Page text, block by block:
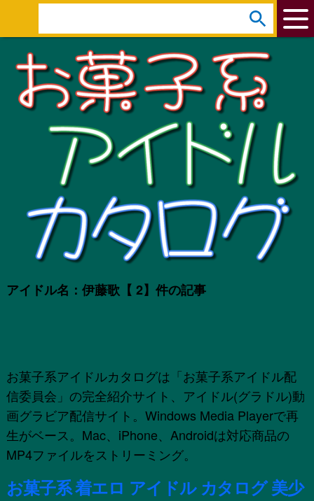
アイドル名：伊藤歌【 2】件の記事
お菓子系アイドルカタログは「お菓子系アイドル配
信委員会」の完全紹介サイト、アイドル(グラドル)動
画グラビア配信サイト。Windows Media Playerで再
生がベース。Mac、iPhone、Androidは対応商品の
MP4ファイルをストリーミング。
お菓子系 着エロ アイドル カタログ 美少
e
a
r
arrow_circle_down